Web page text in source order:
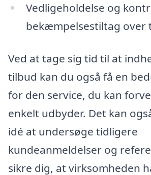
Vedligeholdelse og
bekæmpelsestiltag over
Ved at tage sig tid til at
tilbud kan du også få en
for den service, du kan
enkelt udbyder. Det kan
idé at undersøge tidligere
kundeanmeldelser og
sikre dig, at virksomheden